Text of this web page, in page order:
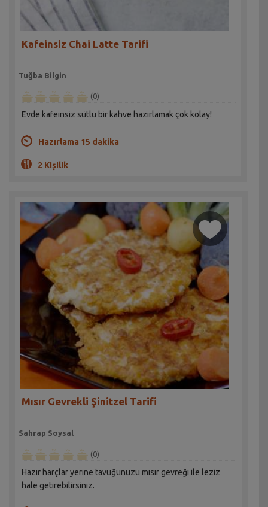
Kafeinsiz Chai Latte Tarifi
Tuğba Bilgin
(0)
Evde kafeinsiz sütlü bir kahve hazırlamak çok kolay!
Hazırlama 15 dakika
2 Kişilik
Mısır Gevrekli Şinitzel Tarifi
Sahrap Soysal
(0)
Hazır harçlar yerine tavuğunuzu mısır gevreği ile leziz
hale getirebilirsiniz.